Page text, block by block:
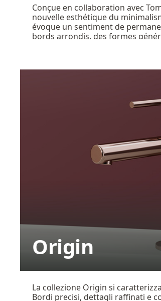
Conçue en collaboration avec
nouvelle esthétique du
évoque un sentiment de
bords arrondis, des formes
Origin
La collezione Origin si
Bordi precisi, dettagli raffinati e